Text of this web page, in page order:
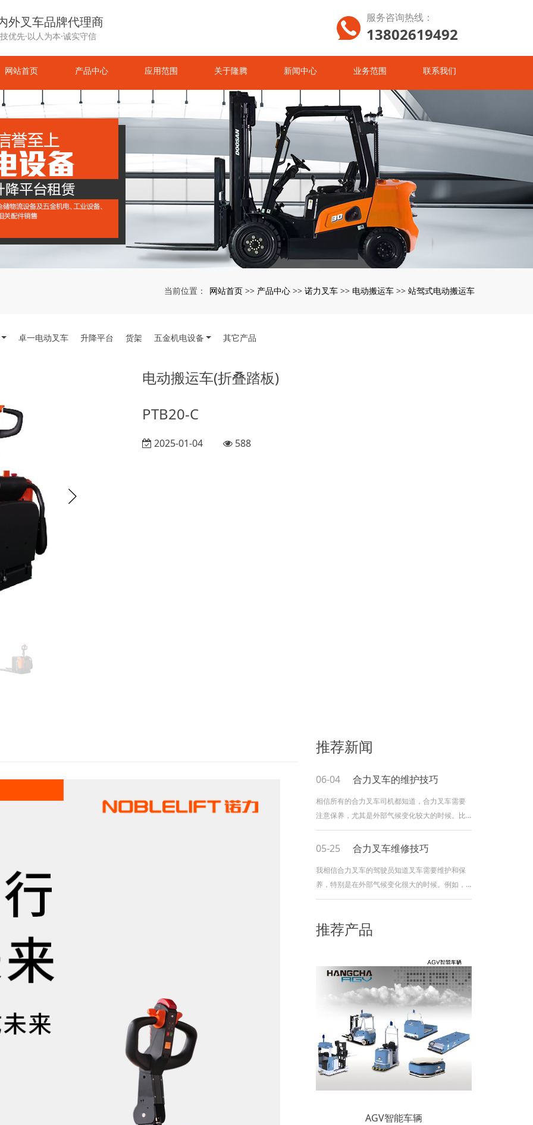
外叉车品牌代理商
优先·以人为本·诚实守信
服务咨询热线：
13802619492
网站首页 产品中心 应用范围 关于隆腾 新闻中心 业务范围 联系我们
当前位置： 网站首页 >> 产品中心 >> 诺力叉车 >> 电动搬运车 >> 站驾式电动搬运车
卓一电动叉车 升降平台 货架 五金机电设备 其它产品
电动搬运车(折叠踏板)
PTB20-C
2025-01-04 588
推荐新闻
06-04 合力叉车的维护技巧
相信所有的合力叉车司机都知道，合力叉车需要
注意保养，尤其是外部气候变化较大的时候。比
如夏天和秋天，叉车要特别注意保养。
一、合力叉车车辆外部维护: 夏秋两季，
果车身有划痕，很容易受潮生锈。因此，如果合
力叉车外部有划痕，应及时进行油漆处理，以避
免划痕受潮生锈。因为我们无法控制天气，雨水
好合力叉车
05-25 合力叉车维修技巧
我相信合力叉车的驾驶员知道叉车需要维护和保
养，特别是在外部气候变化很大的时候。例如，
在夏季和秋季，应特别小心叉车。 1.合力
和黄昏会有更多的露水，合力叉车的外部经常很
喷涂，以免刮痕部位受潮和生锈。由于我们无法
控制天气，雨水腐蚀，直射阳光等会影响叉车，
推荐产品
AGV智能车辆